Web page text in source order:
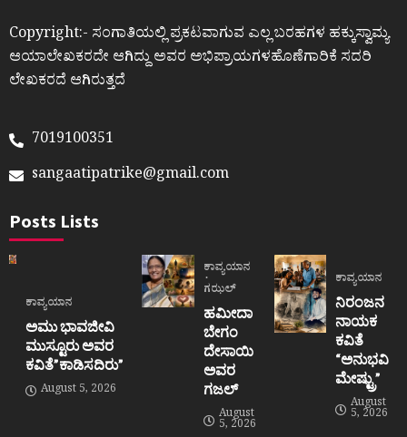
Copyright:- ಸಂಗಾತಿಯಲ್ಲಿ ಪ್ರಕಟವಾಗುವ ಎಲ್ಲ ಬರಹಗಳ ಹಕ್ಕುಸ್ವಾಮ್ಯ
ಆಯಾಲೇಖಕರದೇ ಆಗಿದ್ದು ಅವರ ಅಭಿಪ್ರಾಯಗಳಹೊಣೆಗಾರಿಕೆ ಸದರಿ
ಲೇಖಕರದೆ ಆಗಿರುತ್ತದೆ
7019100351
sangaatipatrike@gmail.com
Posts Lists
ಕಾವ್ಯಯಾನ
ಅಮು ಭಾವಜೀವಿ
ಮುಸ್ಟೂರು ಅವರ
ಕವಿತೆ”ಕಾಡಿಸದಿರು”
August 5, 2026
ಕಾವ್ಯಯಾನ
ಗಝಲ್
ಹಮೀದಾ
ಬೇಗಂ
ದೇಸಾಯಿ
ಅವರ
ಗಜಲ್
August
5, 2026
ಕಾವ್ಯಯಾನ
ನಿರಂಜನ
ನಾಯಕ
ಕವಿತೆ
“ಅನುಭವಿ
ಮೇಷ್ಟ್ರು”
August
5, 2026